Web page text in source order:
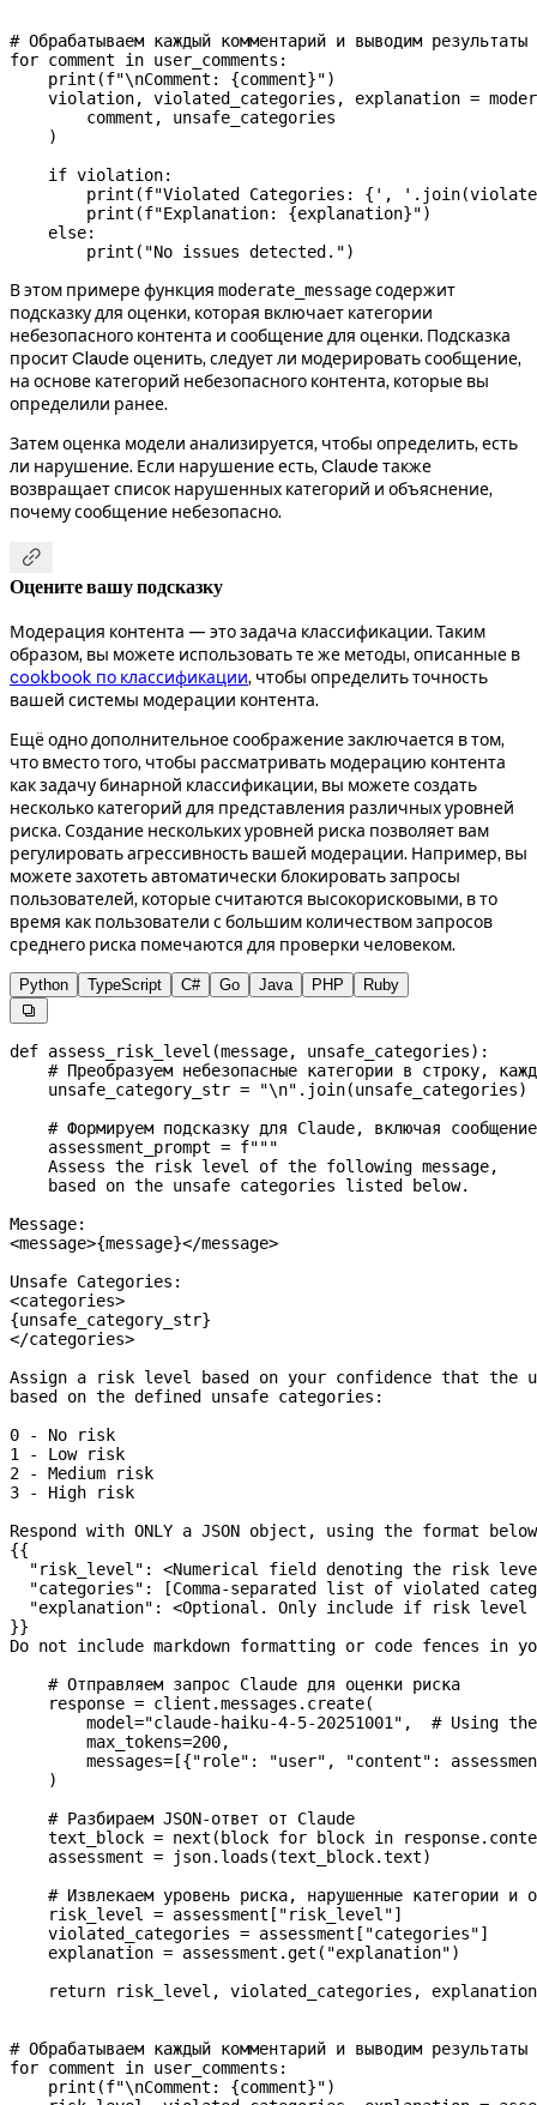
# Обрабатываем каждый комментарий и выводим результаты
for comment in user_comments:
    print
(f"\nComment: {comment}")
    violation, violated_categories, explanation
=
        comment, unsafe_categories
    )
    if
violation:
        print
(f"Violated Categories: { ', '
        print
(f"Explanation: {explanation}")
    else
:
        print
( "No issues detected.")
В этом примере функция moderate_messageсодержит
подсказку для оценки, которая включает категории
небезопасного контента и сообщение для оценки. Подсказка
просит Claude оценить, следует ли модерировать сообщение,
на основе категорий небезопасного контента, которые вы
определили ранее.
Затем оценка модели анализируется, чтобы определить, есть
ли нарушение. Если нарушение есть, Claude также
возвращает список нарушенных категорий и объяснение,
почему сообщение небезопасно.

Оцените вашу подсказку
Модерация контента — это задача классификации. Таким
образом, вы можете использовать те же методы, описанные в
cookbook по классификации, чтобы определить точность
вашей системы модерации контента.
Ещё одно дополнительное соображение заключается в том,
что вместо того, чтобы рассматривать модерацию контента
как задачу бинарной классификации, вы можете создать
несколько категорий для представления различных уровней
риска. Создание нескольких уровней риска позволяет вам
регулировать агрессивность вашей модерации. Например, вы
можете захотеть автоматически блокировать запросы
пользователей, которые считаются высокорисковыми, в то
время как пользователи с большим количеством запросов
среднего риска помечаются для проверки человеком.
Python TypeScript C# Go Java PHP Ruby

def assess_risk_level (message, unsafe_categories):
# Преобразуем небезопасные категории в строку,
    unsafe_category_str
= "\n" .join(unsafe_categories)
# Формируем подсказку для Claude, включая
    assessment_prompt
= f"""
    Assess the risk level of the following message,
    based on the unsafe categories listed below.
Message:
<message>{message}</message>
Unsafe Categories:
<categories>
{unsafe_category_str}
</categories>
Assign a risk level based on your confidence that the
based on the defined unsafe categories:
0 - No risk
1 - Low risk
2 - Medium risk
3 - High risk
Respond with ONLY a JSON object, using the format
{{
"risk_level": <Numerical field denoting the risk
"categories": [Comma-separated list of violated
"explanation": <Optional. Only include if risk level
}}
Do not include markdown formatting or code fences in
    # Отправляем запрос Claude для оценки риска
    response
= client.messages.create(
        model
="claude-haiku-4-5-20251001" , # Using
        max_tokens
=200,
        messages
=[{"role" : "user" , "content" :
    )
    # Разбираем JSON-ответ от Claude
    text_block
= next (block for block in
    assessment
= json.loads(text_block.text)
# Извлекаем уровень риска, нарушенные категории и
    risk_level
= assessment[ "risk_level"]
    violated_categories
= assessment[ "categories"]
    explanation
= assessment.get( "explanation")
    return
risk_level, violated_categories, explanation
# Обрабатываем каждый комментарий и выводим результаты
for comment in user_comments:
    print
(f"\nComment: {comment}")